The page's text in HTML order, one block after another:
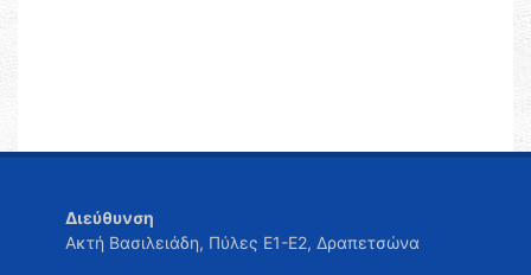
Διεύθυνση
Ακτή Βασιλειάδη, Πύλες Ε1-Ε2, Δραπετσώνα